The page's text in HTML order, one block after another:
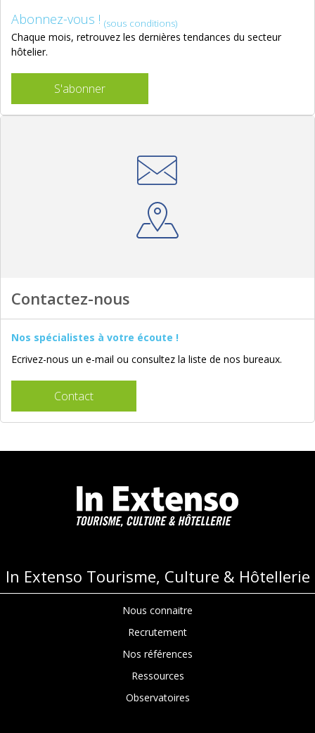
Abonnez-vous ! (sous conditions)
Chaque mois, retrouvez les dernières tendances du secteur
hôtelier.
S'abonner
Contactez-nous
Nos spécialistes à votre écoute !
Ecrivez-nous un e-mail ou consultez la liste de nos bureaux.
Contact
In Extenso Tourisme, Culture & Hôtellerie
Nous connaitre
Recrutement
Nos références
Ressources
Observatoires